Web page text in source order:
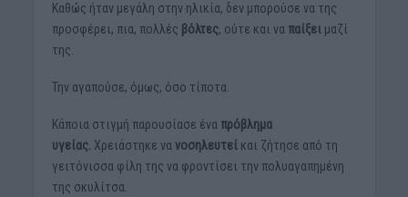
Καθώς ήταν μεγάλη στην ηλικία, δεν μπορούσε να της
προσφέρει, πια, πολλές βόλτες, ούτε και να παίξειμαζί
της.
Την αγαπούσε, όμως, όσο τίποτα.
Κάποια στιγμή παρουσίασε ένα πρόβλημα
υγείας. Χρειάστηκε να νοσηλευτεί και ζήτησε από τη
γειτόνισσα φίλη της να φροντίσει την πολυαγαπημένη
της σκυλίτσα.